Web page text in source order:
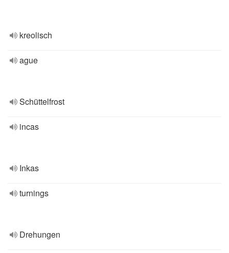
kreolisch
ague
Schüttelfrost
incas
Inkas
turnings
Drehungen